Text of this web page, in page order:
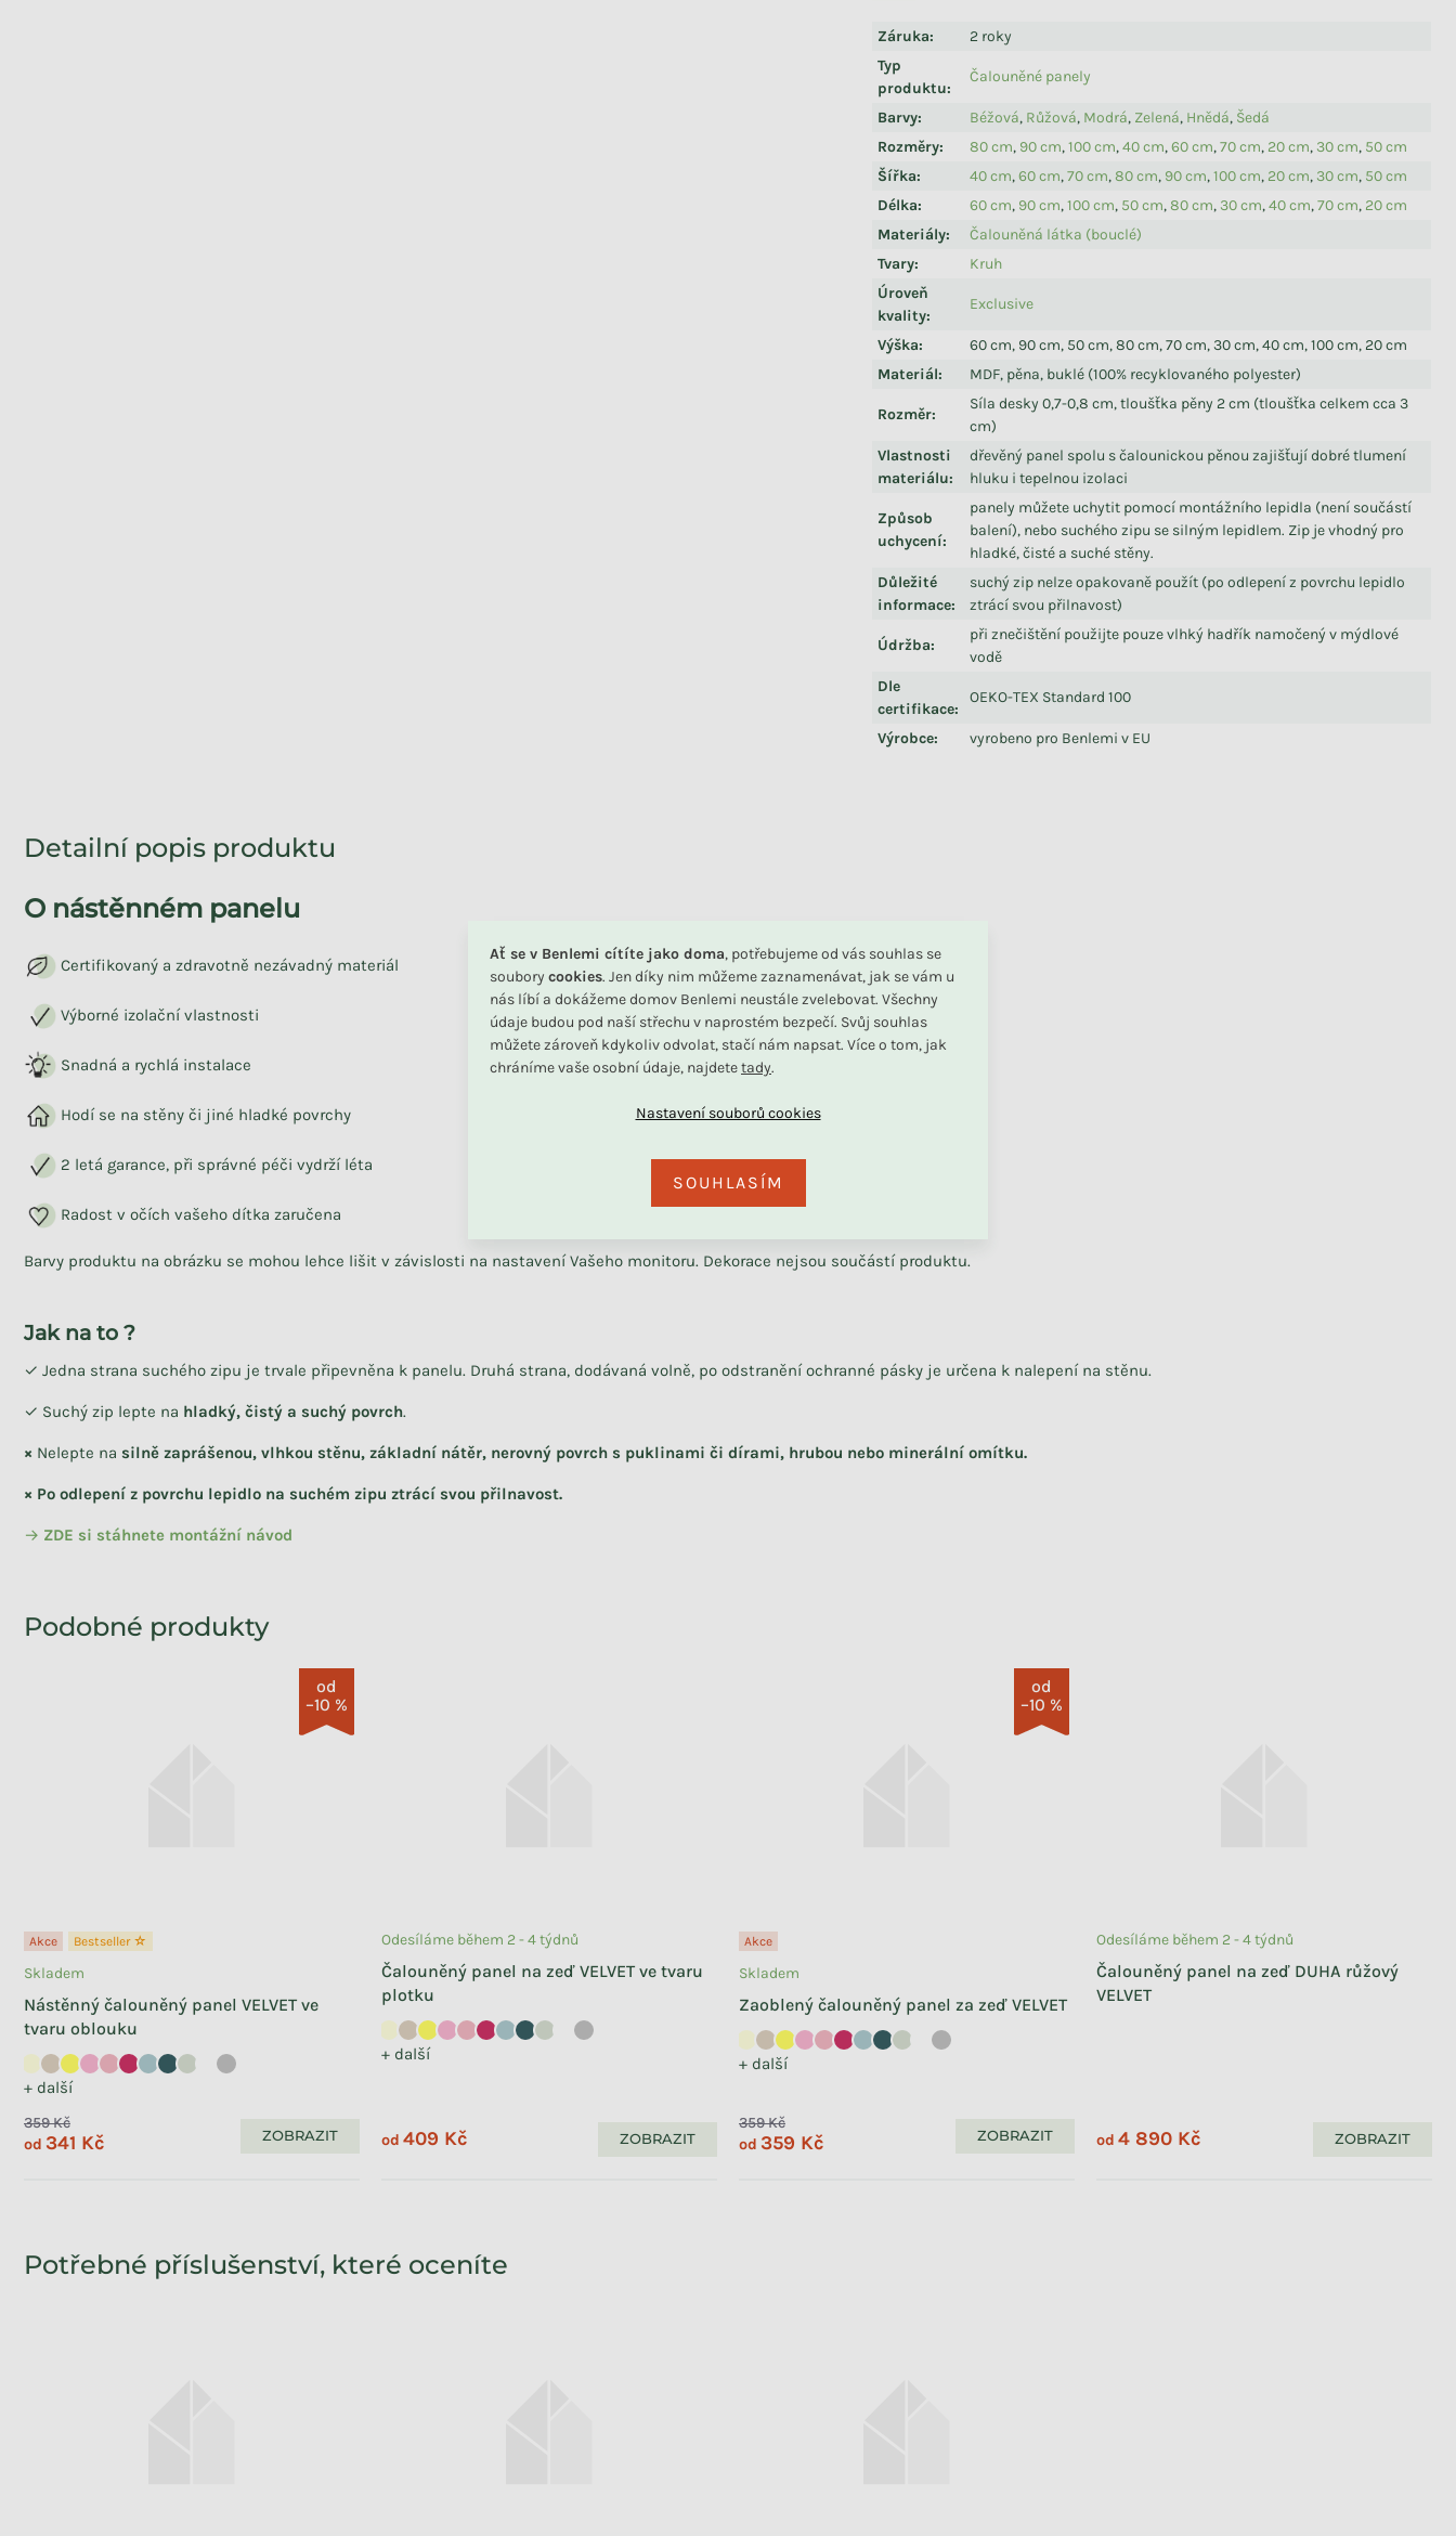
Ať se v Benlemi cítíte jako doma, potřebujeme od vás souhlas se
soubory cookies. Jen díky nim můžeme zaznamenávat, jak se vám u
nás líbí a dokážeme domov Benlemi neustále zvelebovat. Všechny
údaje budou pod naší střechu v naprostém bezpečí. Svůj souhlas
můžete zároveň kdykoliv odvolat, stačí nám napsat. Více o tom, jak
chráníme vaše osobní údaje, najdetetady.
SOUHLASÍM
Záruka:
2 roky
Typ
produktu:
Čalouněné panely
Barvy: Béžová, Růžová, Modrá, Zelená, Hnědá, Šedá
Rozměry: 80 cm, 90 cm,100 cm,40 cm,60 cm,70 cm, 20 cm, 30 cm, 50 cm
Šířka: 40 cm,60 cm,70 cm,80 cm, 90 cm,100 cm, 20 cm, 30 cm, 50 cm
Délka: 60 cm, 90 cm,100 cm, 50 cm,80 cm, 30 cm,40 cm,70 cm, 20 cm
Materiály:
Čalouněná látka (bouclé)
Tvary:
Kruh
Úroveň
kvality:
Exclusive
Výška:
60 cm, 90 cm, 50 cm, 80 cm, 70 cm, 30 cm, 40 cm, 100 cm, 20 cm
Materiál: MDF, pěna, buklé (100% recyklovaného polyester)
Rozměr:
Síla desky 0,7-0,8 cm, tloušťka pěny 2 cm (tloušťka celkem cca 3
cm)
Vlastnosti
materiálu:
dřevěný panel spolu s čalounickou pěnou zajišťují dobré tlumení
hluku i tepelnou izolaci
Způsob
uchycení:
panely můžete uchytit pomocí montážního lepidla (není součástí
balení), nebo suchého zipu se silným lepidlem. Zip je vhodný pro
hladké, čisté a suché stěny.
Důležité
informace:
suchý zip nelze opakovaně použít (po odlepení z povrchu lepidlo
ztrácí svou přilnavost)
Údržba:
při znečištění použijte pouze vlhký hadřík namočený v mýdlové
vodě
Dle
certifikace:
OEKO-TEX Standard 100
Výrobce: vyrobeno pro Benlemi v EU
Detailní popis produktu
O nástěnném panelu
Certifikovaný a zdravotně nezávadný materiál
Výborné izolační vlastnosti
Snadná a rychlá instalace
Hodí se na stěny či jiné hladké povrchy
2 letá garance, při správné péči vydrží léta
Radost v očích vašeho dítka zaručena
Barvy produktu na obrázku se mohou lehce lišit v závislosti na nastavení Vašeho monitoru. Dekorace nejsou součástí produktu.
Jak na to ?
✓ Jedna strana suchého zipu je trvale připevněna k panelu. Druhá strana, dodávaná volně, po odstranění ochranné pásky je určena k nalepení na stěnu.
✓ Suchý zip lepte na hladký, čistý a suchý povrch.
× Nelepte na silně zaprášenou, vlhkou stěnu, základní nátěr, nerovný povrch s puklinami či dírami, hrubou nebo minerální omítku.
× Po odlepení z povrchu lepidlo na suchém zipu ztrácí svou přilnavost.
→ ZDE si stáhnete montážní návod
od
–10 %
Akce Bestseller ☆
Nástěnný čalouněný panel VELVET ve
tvaru oblouku
+ další
Skladem
359 Kč
od 341 Kč ZOBRAZIT
Čalouněný panel na zeď VELVET ve tvaru
plotku
+ další
Odesíláme během 2 - 4 týdnů
od 409 Kč ZOBRAZIT
od
–10 %
Akce
Zaoblený čalouněný panel za zeď VELVET
+ další
Skladem
359 Kč
od 359 Kč ZOBRAZIT
Čalouněný panel na zeď DUHA růžový
VELVET
Odesíláme během 2 - 4 týdnů
od 4 890 Kč ZOBRAZIT
Potřebné příslušenství, které oceníte
Související produkty
Dětský Montessori regál se 3
3 999 Kč
Vzorník látek bouclé pro
Velký multifunkční skládací
+ další